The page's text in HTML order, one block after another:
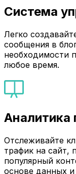
Система
Легко
сообщения в
необходимости
любое время.
Аналитика
Отслеживайте
трафик на сайт,
популярный
основе данных